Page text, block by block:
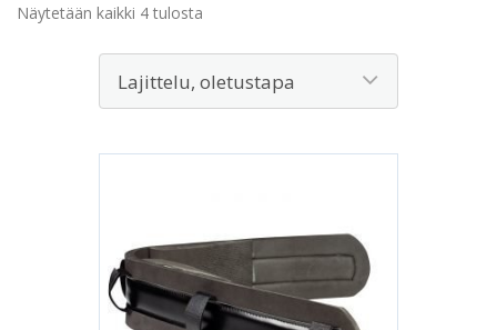
Näytetään kaikki 4 tulosta